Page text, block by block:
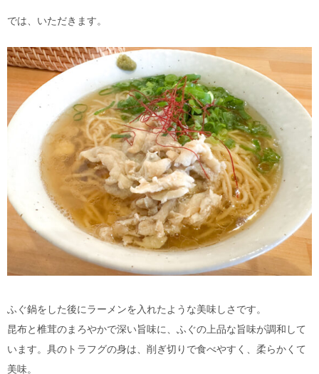
では、いただきます。
ふぐ鍋をした後にラーメンを入れたような美味しさです。
昆布と椎茸のまろやかで深い旨味に、ふぐの上品な旨味が調和して
います。具のトラフグの身は、削ぎ切りで食べやすく、柔らかくて
美味。